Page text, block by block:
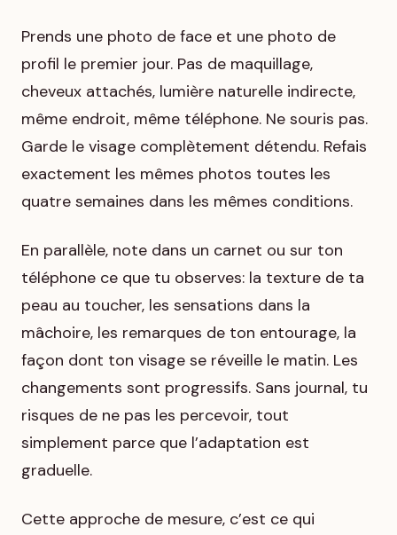
Prends une photo de face et une photo de
profil le premier jour. Pas de maquillage,
cheveux attachés, lumière naturelle indirecte,
même endroit, même téléphone. Ne souris pas.
Garde le visage complètement détendu. Refais
exactement les mêmes photos toutes les
quatre semaines dans les mêmes conditions.
En parallèle, note dans un carnet ou sur ton
téléphone ce que tu observes: la texture de ta
peau au toucher, les sensations dans la
mâchoire, les remarques de ton entourage, la
façon dont ton visage se réveille le matin. Les
changements sont progressifs. Sans journal, tu
risques de ne pas les percevoir, tout
simplement parce que l’adaptation est
graduelle.
Cette approche de mesure, c’est ce qui